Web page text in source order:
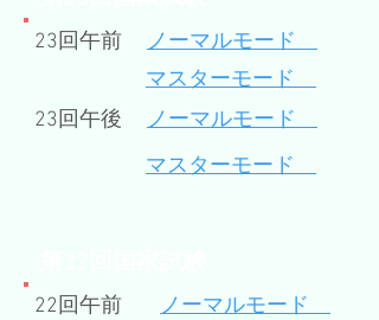
23回午前
ノーマルモード
​マスターモード
23回午後
​ノーマルモード
マスターモード
22回午前
ノーマルモード